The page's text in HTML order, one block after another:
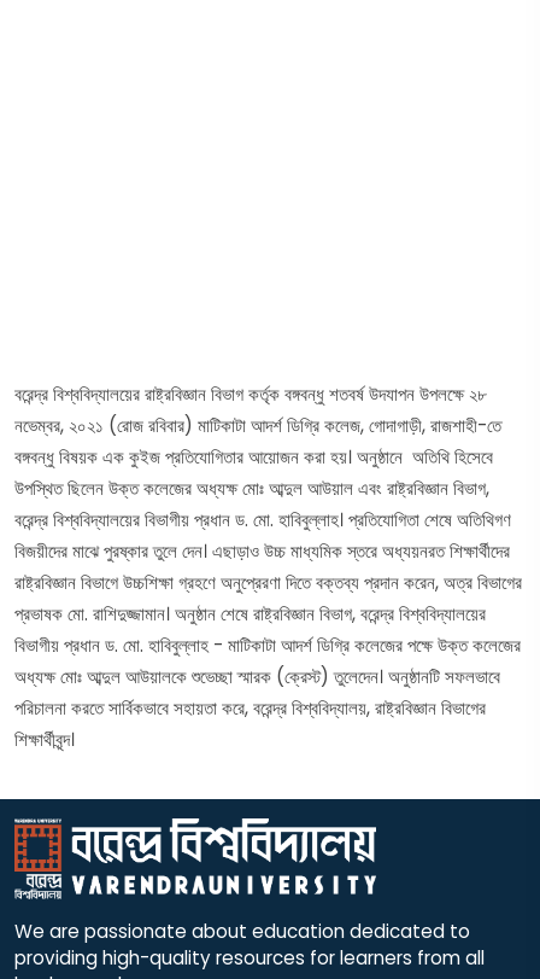
বরেন্দ্র বিশ্ববিদ্যালয়ের রাষ্ট্রবিজ্ঞান বিভাগ কর্তৃক বঙ্গবন্ধু শতবর্ষ উদযাপন উপলক্ষে ২৮
নভেম্বর, ২০২১ (রোজ রবিবার) মাটিকাটা আদর্শ ডিগ্রি কলেজ, গোদাগাড়ী, রাজশাহী-তে
বঙ্গবন্ধু বিষয়ক এক কুইজ প্রতিযোগিতার আয়োজন করা হয়। অনুষ্ঠানে অতিথি হিসেবে
উপস্থিত ছিলেন উক্ত কলেজের অধ্যক্ষ মোঃ আব্দুল আউয়াল এবং রাষ্ট্রবিজ্ঞান বিভাগ,
বরেন্দ্র বিশ্ববিদ্যালয়ের বিভাগীয় প্রধান ড. মো. হাবিবুল্লাহ। প্রতিযোগিতা শেষে অতিথিগণ
বিজয়ীদের মাঝে পুরষ্কার তুলে দেন। এছাড়াও উচ্চ মাধ্যমিক স্তরে অধ্যয়নরত শিক্ষার্থীদের
রাষ্ট্রবিজ্ঞান বিভাগে উচ্চশিক্ষা গ্রহণে অনুপ্রেরণা দিতে বক্তব্য প্রদান করেন, অত্র বিভাগের
প্রভাষক মো. রাশিদুজ্জামান। অনুষ্ঠান শেষে রাষ্ট্রবিজ্ঞান বিভাগ, বরেন্দ্র বিশ্ববিদ্যালয়ের
বিভাগীয় প্রধান ড. মো. হাবিবুল্লাহ - মাটিকাটা আদর্শ ডিগ্রি কলেজের পক্ষে উক্ত কলেজের
অধ্যক্ষ মোঃ আব্দুল আউয়ালকে শুভেচ্ছা স্মারক (ক্রেস্ট) তুলেদেন। অনুষ্ঠানটি সফলভাবে
পরিচালনা করতে সার্বিকভাবে সহায়তা করে, বরেন্দ্র বিশ্ববিদ্যালয়, রাষ্ট্রবিজ্ঞান বিভাগের
শিক্ষার্থীবৃন্দ।
We are passionate about education dedicated to
providing high-quality resources for learners from all